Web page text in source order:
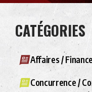
CATÉGORIES
Affaires /
Concurrence /